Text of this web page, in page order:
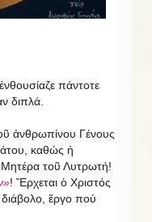
πάντοτε
διπλά.
ἀνθρωπίνου Γένους
καθώς ἡ
Μητέρα τοῦ Λυτρωτή!
! Ἔρχεται ὁ Χριστός
ἔργο πού